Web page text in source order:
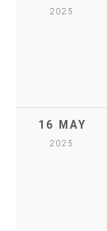
2025
16 MAY
2025